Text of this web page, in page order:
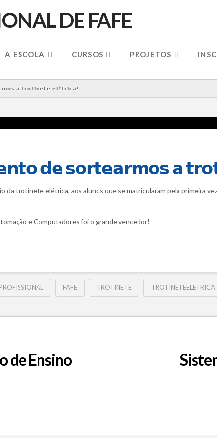
A ESCOLA CURSOS PROJETOS
𝗮 𝘁𝗿𝗼𝘁𝗶𝗻𝗲𝘁𝗲 𝗲𝗹É𝘁𝗿𝗶𝗰𝗮!
𝗱𝗲 𝘀𝗼𝗿𝘁𝗲𝗮𝗿𝗺𝗼𝘀 𝗮
da trotinete elétrica, aos alunos que se matricularam pela primeira
e Computadores foi o grande vencedor!
FAFE TROTINETE TROTINETEELETRICA
de Ensino